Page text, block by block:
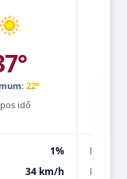
22°
idő
1%
34 km/h
Eső
Max